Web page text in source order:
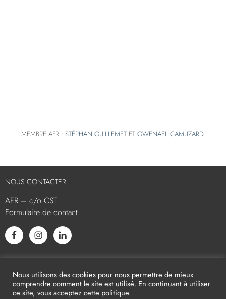
MEMBRE AFR :STÉPHAN GUILLEMET ETGWENAEL CAMUZARD
NOUS CONTACTER
AFR – c/o CST
Formulaire de contact
Nous utilisons des cookies pour nous permettre de mieux
comprendre comment le site est utilisé. En continuant à utiliser
ce site, vous acceptez cette politique.